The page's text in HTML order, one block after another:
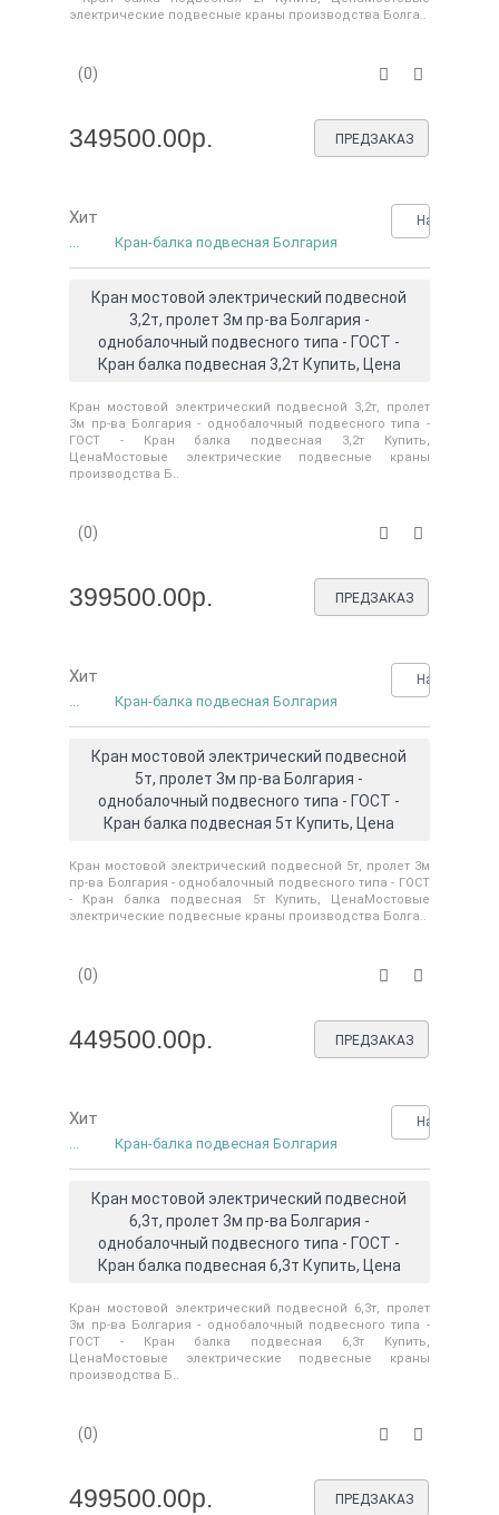
электрические подвесные краны производства Болга..
(0)
349500.00р. ПРЕДЗАКАЗ
Хит Нашли
... Кран-балка подвесная Болгария
Кран мостовой электрический подвесной
3,2т, пролет 3м пр-ва Болгария -
однобалочный подвесного типа - ГОСТ -
Кран балка подвесная 3,2т Купить, Цена
Кран мостовой электрический подвесной 3,2т, пролет
3м пр-ва Болгария - однобалочный подвесного типа -
ГОСТ - Кран балка подвесная 3,2т Купить,
ЦенаМостовые электрические подвесные краны
производства Б..
(0)
399500.00р. ПРЕДЗАКАЗ
Хит Нашли
... Кран-балка подвесная Болгария
Кран мостовой электрический подвесной
5т, пролет 3м пр-ва Болгария -
однобалочный подвесного типа - ГОСТ -
Кран балка подвесная 5т Купить, Цена
Кран мостовой электрический подвесной 5т, пролет 3м
пр-ва Болгария - однобалочный подвесного типа - ГОСТ
- Кран балка подвесная 5т Купить, ЦенаМостовые
электрические подвесные краны производства Болга..
(0)
449500.00р. ПРЕДЗАКАЗ
Хит Нашли
... Кран-балка подвесная Болгария
Кран мостовой электрический подвесной
6,3т, пролет 3м пр-ва Болгария -
однобалочный подвесного типа - ГОСТ -
Кран балка подвесная 6,3т Купить, Цена
Кран мостовой электрический подвесной 6,3т, пролет
3м пр-ва Болгария - однобалочный подвесного типа -
ГОСТ - Кран балка подвесная 6,3т Купить,
ЦенаМостовые электрические подвесные краны
производства Б..
(0)
499500.00р. ПРЕДЗАКАЗ